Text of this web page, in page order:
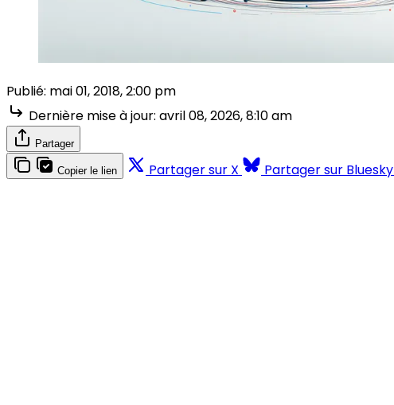
Publié: mai 01, 2018, 2:00 pm
Dernière mise à jour: avril 08, 2026, 8:10 am
Partager
Copier le lien Partager sur X Partager sur Bluesky